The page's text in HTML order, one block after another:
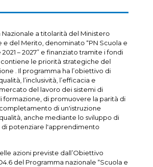
Nazionale a titolarità del Ministero
e del Merito, denominato “PN Scuola e
– 2027” e finanziato tramite i fondi
contiene le priorità strategiche del
. Il programma ha l’obiettivo di
l’inclusività, l’efficacia e
del lavoro dei sistemi di
formazione, di promuovere la parità di
di un'istruzione
anche mediante lo sviluppo di
di potenziare l'apprendimento
azioni previste dall’Obiettivo
del Programma nazionale “Scuola e